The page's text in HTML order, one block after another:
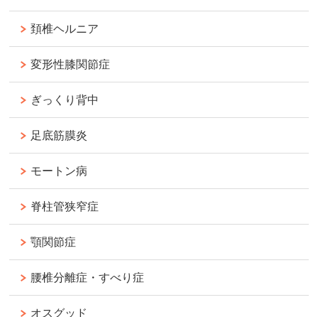
頚椎ヘルニア
変形性膝関節症
ぎっくり背中
足底筋膜炎
モートン病
脊柱管狭窄症
顎関節症
腰椎分離症・すべり症
オスグッド